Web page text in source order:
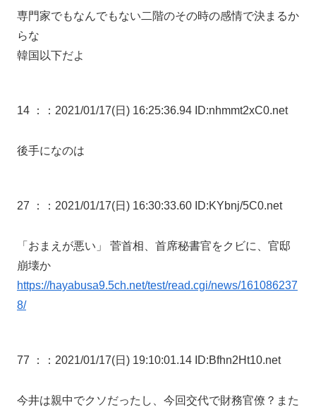
専門家でもなんでもない二階のその時の感情で決まるか
らな
韓国以下だよ
14 ： ：2021/01/17(日) 16:25:36.94 ID:nhmmt2xC0.net
後手になのは
27 ： ：2021/01/17(日) 16:30:33.60 ID:KYbnj/5C0.net
「おまえが悪い」 菅首相、首席秘書官をクビに、官邸
崩壊か
https://hayabusa9.5ch.net/test/read.cgi/news/161086237
8/
77 ： ：2021/01/17(日) 19:10:01.14 ID:Bfhn2Ht10.net
今井は親中でクソだったし、今回交代で財務官僚？また